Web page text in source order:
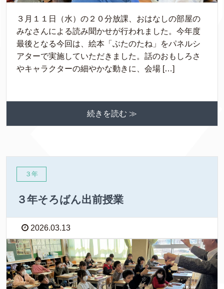
３月１１日（水）の２０分放課、おはなしの部屋の
みなさんによる読み聞かせが行われました。今年度
最後となる今回は、絵本「ぶたのたね」をパネルシ
アターで実施していただきました。話のおもしろさ
やキャラクターの細やかな動きに、会場 […]
続きを読む ≫
３年
３年そろばん出前授業
2026.03.13